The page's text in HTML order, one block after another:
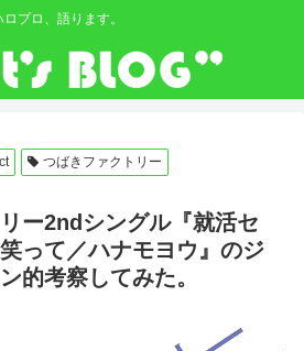
ロプロ、語ります。
つばきファクトリー
ー2ndシングル『就活セ
って／ハナモヨウ』のジ
的考察してみた。